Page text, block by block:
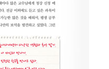
도 느끼지 못 할 매력의 도시
어진 것에 감사하는 마음
스 · 모나코 / 도전의 벽을 넘다
도시의 외로운 여행
인생 최고의 사람